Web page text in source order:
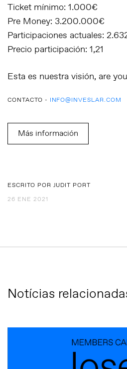
Ticket mínimo: 1.000€
Pre Money: 3.200.000€
Participaciones actuales:
Precio participación: 1,21
Esta es nuestra visión, are
CONTACTO - INFO@INVESLAR.COM
Más información
ESCRITO POR JUDIT PORT
26 ENE 2021
Notícias